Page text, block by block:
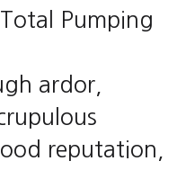
Pumping
ardor,
reputation,